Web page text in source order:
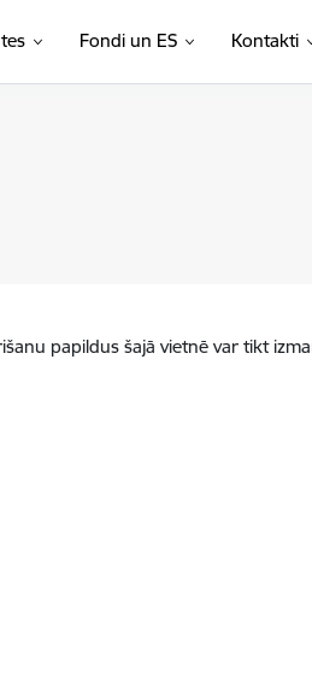
Fondi un ES Kontakti
papildus šajā vietnē var tikt